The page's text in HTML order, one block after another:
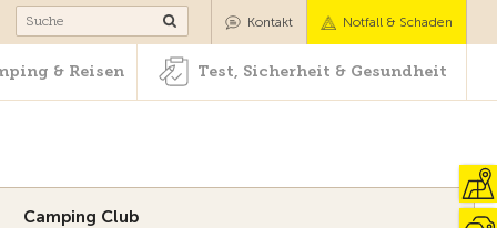
Camping & Reisen Test, Sicherheit & Gesundheit
Kontakt Notfall & Schaden
& Reisen Test, Sicherheit & Gesundheit
Camping Club